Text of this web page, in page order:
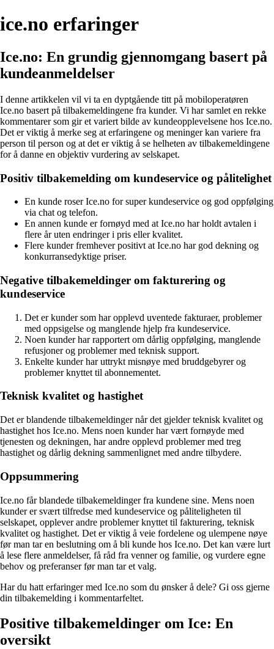
ice.no erfaringer
Ice.no: En grundig gjennomgang basert på
kundeanmeldelser
I denne artikkelen vil vi ta en dyptgående titt på mobiloperatøren
Ice.no basert på tilbakemeldingene fra kunder. Vi har samlet en rekke
kommentarer som gir et variert bilde av kundeopplevelsene hos Ice.no.
Det er viktig å merke seg at erfaringene og meninger kan variere fra
person til person og at det er viktig å se helheten av tilbakemeldingene
for å danne en objektiv vurdering av selskapet.
Positiv tilbakemelding om kundeservice og pålitelighet
En kunde roser Ice.no for super kundeservice og god oppfølging
via chat og telefon.
En annen kunde er fornøyd med at Ice.no har holdt avtalen i
flere år uten endringer i pris eller kvalitet.
Flere kunder fremhever positivt at Ice.no har god dekning og
konkurransedyktige priser.
Negative tilbakemeldinger om fakturering og
kundeservice
Det er kunder som har opplevd uventede fakturaer, problemer
med oppsigelse og manglende hjelp fra kundeservice.
Noen kunder har rapportert om dårlig oppfølging, manglende
refusjoner og problemer med teknisk support.
Enkelte kunder har uttrykt misnøye med bruddgebyrer og
problemer knyttet til abonnementet.
Teknisk kvalitet og hastighet
Det er blandende tilbakemeldinger når det gjelder teknisk kvalitet og
hastighet hos Ice.no. Mens noen kunder har vært fornøyde med
tjenesten og dekningen, har andre opplevd problemer med treg
hastighet og dårlig dekning sammenlignet med andre tilbydere.
Oppsummering
Ice.no får blandede tilbakemeldinger fra kundene sine. Mens noen
kunder er svært tilfredse med kundeservice og påliteligheten til
selskapet, opplever andre problemer knyttet til fakturering, teknisk
kvalitet og hastighet. Det er viktig å veie fordelene og ulempene nøye
før man tar en beslutning om å bli kunde hos Ice.no. Det kan være lurt
å lese flere anmeldelser, få råd fra venner og familie, og vurdere egne
behov og preferanser før man tar et valg.
Har du hatt erfaringer med Ice.no som du ønsker å dele? Gi oss gjerne
din tilbakemelding i kommentarfeltet.
Positive tilbakemeldinger om Ice: En
oversikt